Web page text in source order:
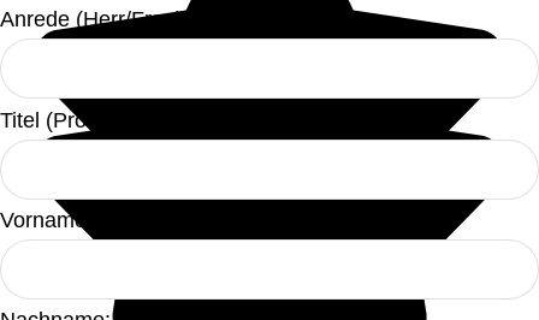
Anrede (Herr/Frau):
Titel (Prof./Dr./Prof. Dr./Ph.D./Ed.D./DBA/J.D.):
Vorname: